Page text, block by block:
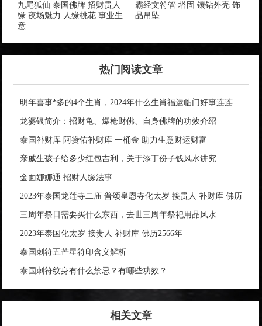
九尾狐仙 泰国佛牌 招财贵人
缘 夜场魅力 人缘桃花 事业生
意
霸经文符管 塔固 镶钻外壳 饰
品吊坠
热门阅读文章
明年喜事*多的4个生肖，2024年什么生肖福运临门好事连连
龙婆银简介：招财龟、爆枪财佛、自身佛牌的功效介绍
泰国补财库 阿赞佑补财库 一桶金 助力生意财运财富
亲戚生孩子给多少红包吉利，关于添丁份子钱风水讲究
金面娜娜通 招财人缘法事
2023年泰国龙莲寺二庙 普颂皇恩寺化太岁 接贵人 补财库 佛历
2566年
三周年祭日需要买什么东西，去世三周年祭祀用品风水
2023年泰国化太岁 接贵人 补财库 佛历2566年
泰国刺符五芒星符印含义解析
泰国刺符纹身有什么禁忌？有哪些功效？
相关文章